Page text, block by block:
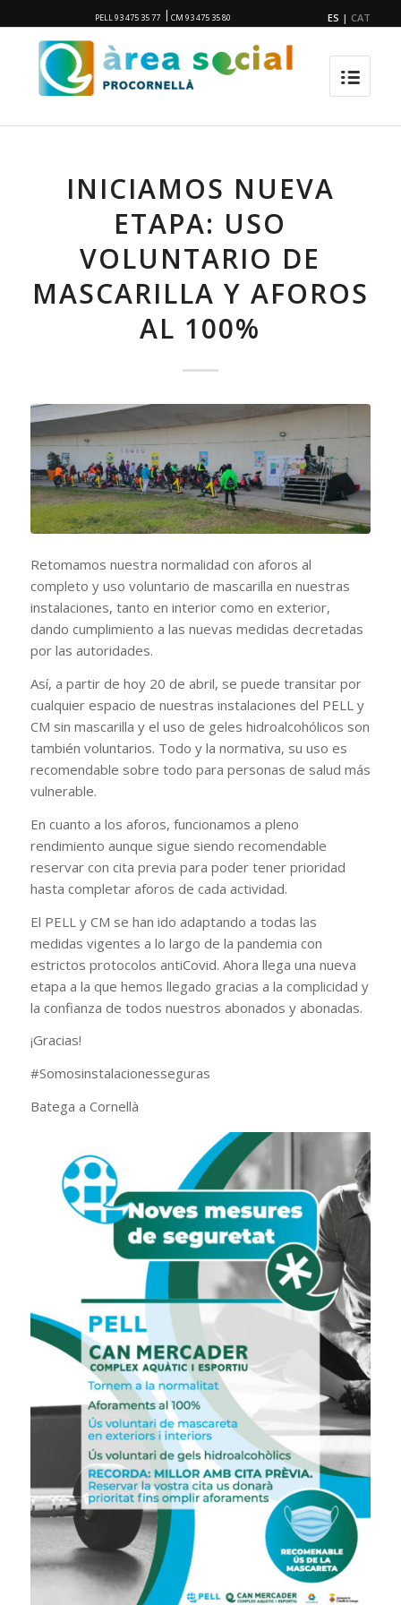
PELL 93 475 35 77 | CM 93 475 35 80 ES | CAT
INICIAMOS NUEVA
ETAPA: USO
VOLUNTARIO DE
MASCARILLA Y AFOROS
AL 100%
Retomamos nuestra normalidad con aforos al
completo y uso voluntario de mascarilla en nuestras
instalaciones, tanto en interior como en exterior,
dando cumplimiento a las nuevas medidas decretadas
por las autoridades.
Así, a partir de hoy 20 de abril, se puede transitar por
cualquier espacio de nuestras instalaciones del PELL y
CM sin mascarilla y el uso de geles hidroalcohólicos son
también voluntarios. Todo y la normativa, su uso es
recomendable sobre todo para personas de salud más
vulnerable.
En cuanto a los aforos, funcionamos a pleno
rendimiento aunque sigue siendo recomendable
reservar con cita previa para poder tener prioridad
hasta completar aforos de cada actividad.
El PELL y CM se han ido adaptando a todas las
medidas vigentes a lo largo de la pandemia con
estrictos protocolos antiCovid. Ahora llega una nueva
etapa a la que hemos llegado gracias a la complicidad y
la confianza de todos nuestros abonados y abonadas.
¡Gracias!
#Somosinstalacionesseguras
Batega a Cornellà